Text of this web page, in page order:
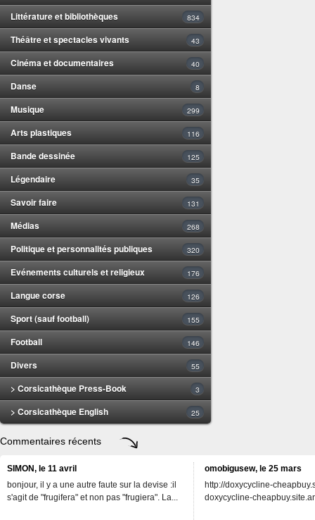
Littérature et bibliothèques 834
Théâtre et spectacles vivants 43
Cinéma et documentaires 40
Danse 8
Musique 299
Arts plastiques 116
Bande dessinée 125
Légendaire 35
Savoir faire 131
Médias 268
Politique et personnalités publiques 320
Evénements culturels et religieux 176
Langue corse 126
Sport (sauf football) 155
Football 146
Divers 55
> Corsicathèque Press-Book 3
> Corsicathèque English 25
Commentaires récents
SIMON, le 11 avril
bonjour, il y a une autre faute sur la devise :il
s'agit de "frugifera" et non pas "frugiera". La...
omobigusew, le 25 mars
http://doxycycline-
doxycycline-